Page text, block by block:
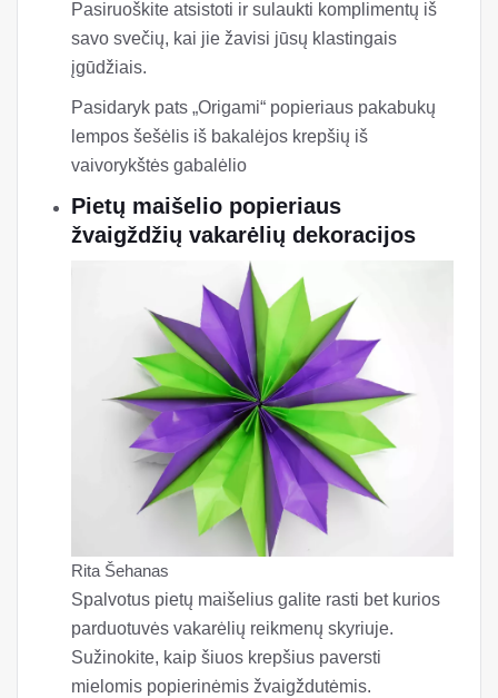
Pasiruoškite atsistoti ir sulaukti komplimentų iš
savo svečių, kai jie žavisi jūsų klastingais
įgūdžiais.
Pasidaryk pats „Origami“ popieriaus pakabukų
lempos šešėlis iš bakalėjos krepšių iš
vaivorykštės gabalėlio
Pietų maišelio popieriaus
žvaigždžių vakarėlių dekoracijos
Rita Šehanas
Spalvotus pietų maišelius galite rasti bet kurios
parduotuvės vakarėlių reikmenų skyriuje.
Sužinokite, kaip šiuos krepšius paversti
mielomis popierinėmis žvaigždutėmis.